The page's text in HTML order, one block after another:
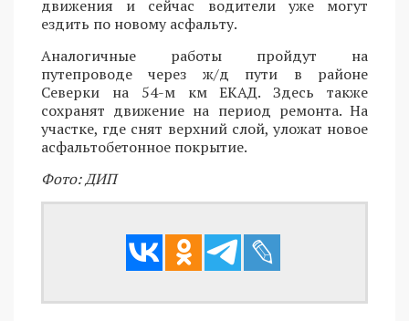
движения и сейчас водители уже могут
ездить по новому асфальту.
Аналогичные работы пройдут на
путепроводе через ж/д пути в районе
Северки на 54-м км ЕКАД. Здесь также
сохранят движение на период ремонта. На
участке, где снят верхний слой, уложат новое
асфальтобетонное покрытие.
Фото: ДИП